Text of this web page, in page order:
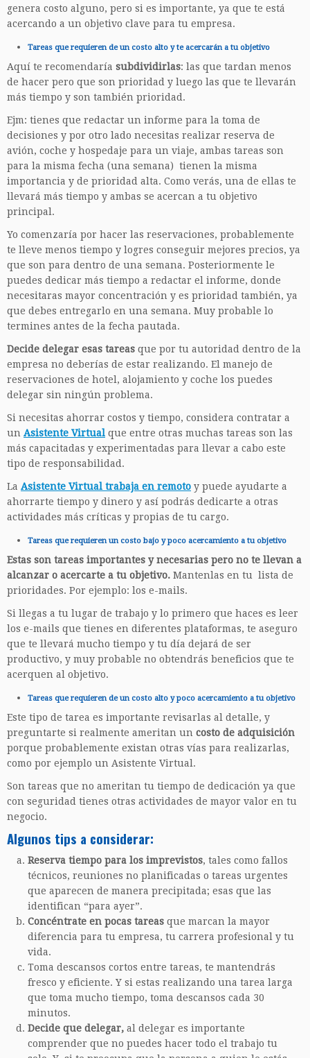
genera costo alguno, pero si es importante, ya que te está
acercando a un objetivo clave para tu empresa.
Tareas que requieren de un costo alto y te acercarán a tu objetivo
Aquí te recomendaría subdividirlas: las que tardan menos
de hacer pero que son prioridad y luego las que te llevarán
más tiempo y son también prioridad.
Ejm: tienes que redactar un informe para la toma de
decisiones y por otro lado necesitas realizar reserva de
avión, coche y hospedaje para un viaje, ambas tareas son
para la misma fecha (una semana) tienen la misma
importancia y de prioridad alta. Como verás, una de ellas te
llevará más tiempo y ambas se acercan a tu objetivo
principal.
Yo comenzaría por hacer las reservaciones, probablemente
te lleve menos tiempo y logres conseguir mejores precios, ya
que son para dentro de una semana. Posteriormente le
puedes dedicar más tiempo a redactar el informe, donde
necesitaras mayor concentración y es prioridad también, ya
que debes entregarlo en una semana. Muy probable lo
termines antes de la fecha pautada.
Decide delegar esas tareas que por tu autoridad dentro de la
empresa no deberías de estar realizando. El manejo de
reservaciones de hotel, alojamiento y coche los puedes
delegar sin ningún problema.
Si necesitas ahorrar costos y tiempo, considera contratar a
un Asistente Virtual que entre otras muchas tareas son las
más capacitadas y experimentadas para llevar a cabo este
tipo de responsabilidad.
La Asistente Virtual trabaja en remoto y puede ayudarte a
ahorrarte tiempo y dinero y así podrás dedicarte a otras
actividades más críticas y propias de tu cargo.
Tareas que requieren un costo bajo y poco acercamiento a tu objetivo
Estas son tareas importantes y necesarias pero no te llevan a
alcanzar o acercarte a tu objetivo. Mantenlas en tu lista de
prioridades. Por ejemplo: los e-mails.
Si llegas a tu lugar de trabajo y lo primero que haces es leer
los e-mails que tienes en diferentes plataformas, te aseguro
que te llevará mucho tiempo y tu día dejará de ser
productivo, y muy probable no obtendrás beneficios que te
acerquen al objetivo.
Tareas que requieren de un costo alto y poco acercamiento a tu objetivo
Este tipo de tarea es importante revisarlas al detalle, y
preguntarte si realmente ameritan un costo de adquisición
porque probablemente existan otras vías para realizarlas,
como por ejemplo un Asistente Virtual.
Son tareas que no ameritan tu tiempo de dedicación ya que
con seguridad tienes otras actividades de mayor valor en tu
negocio.
Algunos tips a considerar:
Reserva tiempo para los imprevistos, tales como fallos
técnicos, reuniones no planificadas o tareas urgentes
que aparecen de manera precipitada; esas que las
identifican “para ayer”.
Concéntrate en pocas tareas que marcan la mayor
diferencia para tu empresa, tu carrera profesional y tu
vida.
Toma descansos cortos entre tareas, te mantendrás
fresco y eficiente. Y si estas realizando una tarea larga
que toma mucho tiempo, toma descansos cada 30
minutos.
Decide que delegar, al delegar es importante
comprender que no puedes hacer todo el trabajo tu